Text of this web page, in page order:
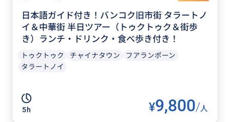
日本語ガイド付き！バンコク旧市街 タラートノ
イ＆中華街 半日ツアー（トゥクトゥク＆街歩
き）ランチ・ドリンク・食べ歩き付き！
トゥクトゥク チャイナタウン
フアランポーン
タラートノイ
5h ¥9,800/人